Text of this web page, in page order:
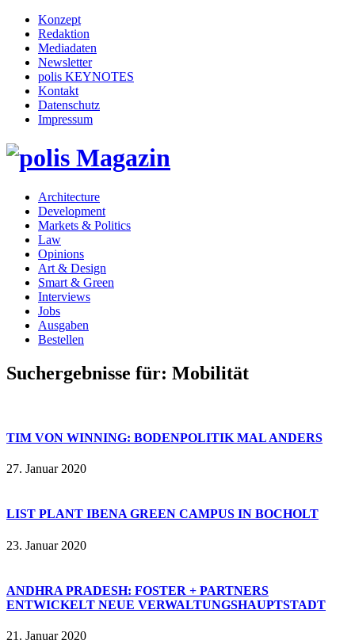
Konzept
Redaktion
Mediadaten
Newsletter
polis KEYNOTES
Kontakt
Datenschutz
Impressum
Architecture
Development
Markets & Politics
Law
Opinions
Art & Design
Smart & Green
Interviews
Jobs
Ausgaben
Bestellen
Suchergebnisse für: Mobilität
TIM VON WINNING: BODENPOLITIK MAL ANDERS
27. Januar 2020
LIST PLANT IBENA GREEN CAMPUS IN BOCHOLT
23. Januar 2020
ANDHRA PRADESH: FOSTER + PARTNERS
ENTWICKELT NEUE VERWALTUNGSHAUPTSTADT
21. Januar 2020